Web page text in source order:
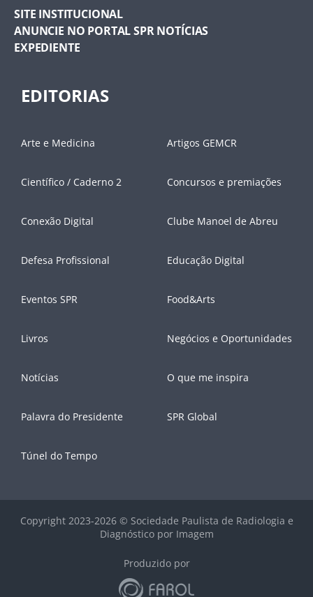
SITE INSTITUCIONAL
ANUNCIE NO PORTAL SPR NOTÍCIAS
EXPEDIENTE
EDITORIAS
Arte e Medicina Artigos GEMCR
Científico / Caderno 2 Concursos e premiações
Conexão Digital Clube Manoel de Abreu
Defesa Profissional Educação Digital
Eventos SPR Food&Arts
Livros Negócios e Oportunidades
Notícias O que me inspira
Palavra do Presidente SPR Global
Túnel do Tempo
Copyright 2023-2026 © Sociedade Paulista de Radiologia e
Diagnóstico por Imagem
Produzido por